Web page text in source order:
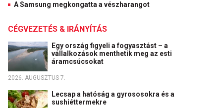
A Samsung megkongatta a vészharangot
CÉGVEZETÉS & IRÁNYÍTÁS
Egy ország figyeli a fogyasztást – a
vállalkozások menthetik meg az esti
áramcsúcsokat
2026. AUGUSZTUS 7.
Lecsap a hatóság a gyrososokra és a
sushiéttermekre